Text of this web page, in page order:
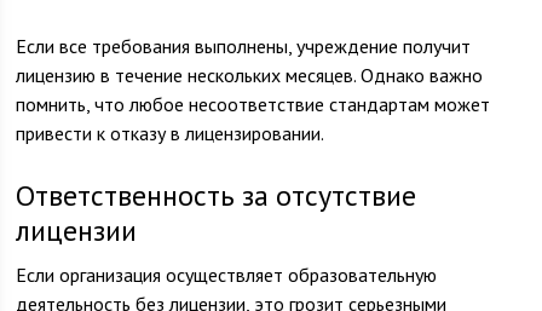
Если все требования выполнены, учреждение получит
лицензию в течение нескольких месяцев. Однако важно
помнить, что любое несоответствие стандартам может
привести к отказу в лицензировании.
Ответственность за отсутствие
лицензии
Если организация осуществляет образовательную
деятельность без лицензии, это грозит серьезными